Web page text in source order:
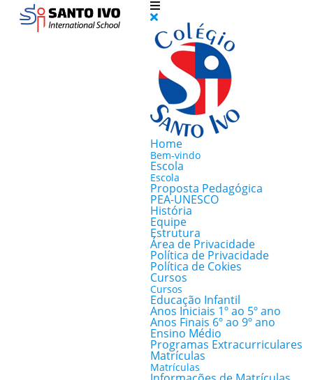
Home
Bem-vindo
Escola
Escola
Proposta Pedagógica
PEA-UNESCO
História
Equipe
Estrutura
Área de Privacidade
Política de Privacidade
Política de Cokies
Cursos
Cursos
Educação Infantil
Anos Iniciais 1º ao 5º ano
Anos Finais 6º ao 9º ano
Ensino Médio
Programas Extracurriculares
Matrículas
Matrículas